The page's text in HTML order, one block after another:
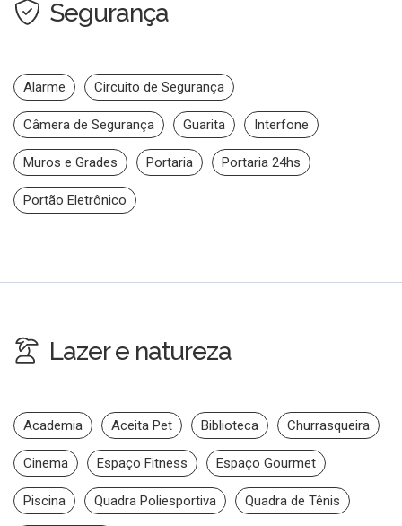
Segurança
Alarme Circuito de Segurança
Câmera de Segurança Guarita Interfone
Muros e Grades Portaria Portaria 24hs
Portão Eletrônico
Lazer e natureza
Academia Aceita Pet Biblioteca Churrasqueira
Cinema Espaço Fitness Espaço Gourmet
Piscina Quadra Poliesportiva Quadra de Tênis